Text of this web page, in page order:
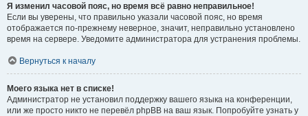
Я изменил часовой пояс, но время всё равно неправильное!
Если вы уверены, что правильно указали часовой пояс, но время
отображается по-прежнему неверное, значит, неправильно установлено
время на сервере. Уведомите администратора для устранения проблемы.
Вернуться к началу
Моего языка нет в списке!
Администратор не установил поддержку вашего языка на конференции,
или же просто никто не перевёл phpBB на ваш язык. Попробуйте узнать у